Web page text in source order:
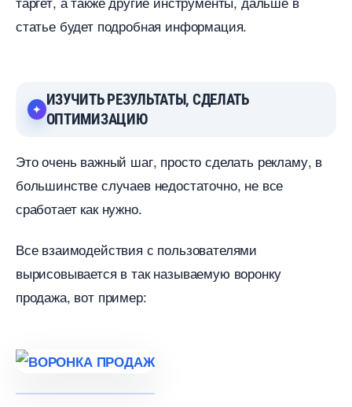
статье будет подробная информация.
ИЗУЧИТЬ РЕЗУЛЬТАТЫ, СДЕЛАТЬ
ОПТИМИЗАЦИЮ
Это очень важный шаг, просто сделать рекламу,
ольшинстве случаев недостаточно, не все
сработает как нужно.
се взаимодействия с пользователями
ырисовывается в так называемую воронку
продажа, вот пример: